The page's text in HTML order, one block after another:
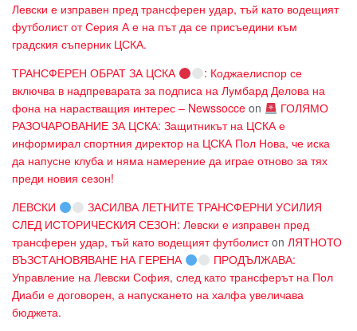
Левски е изправен пред трансферен удар, тъй като водещият
футболист от Серия А е на път да се присъедини към
градския съперник ЦСКА.
ТРАНСФЕРЕН ОБРАТ ЗА ЦСКА
: Коджаелиспор се
включва в надпреварата за подписа на Лумбард Делова на
фона на нарастващия интерес – Newssocce on
ГОЛЯМО
РАЗОЧАРОВАНИЕ ЗА ЦСКА: Защитникът на ЦСКА е
информирал спортния директор на ЦСКА Пол Нова, че иска
да напусне клуба и няма намерение да играе отново за тях
преди новия сезон!
ЛЕВСКИ
ЗАСИЛВА ЛЕТНИТЕ ТРАНСФЕРНИ УСИЛИЯ
СЛЕД ИСТОРИЧЕСКИЯ СЕЗОН: Левски е изправен пред
трансферен удар, тъй като водещият футболистon ЛЯТНОТО
ВЪЗСТАНОВЯВАНЕ НА ГЕРЕНА
ПРОДЪЛЖАВА:
Управление на Левски София, след като трансферът на Пол
Диаби е договорен, а напускането на халфа увеличава
бюджета.